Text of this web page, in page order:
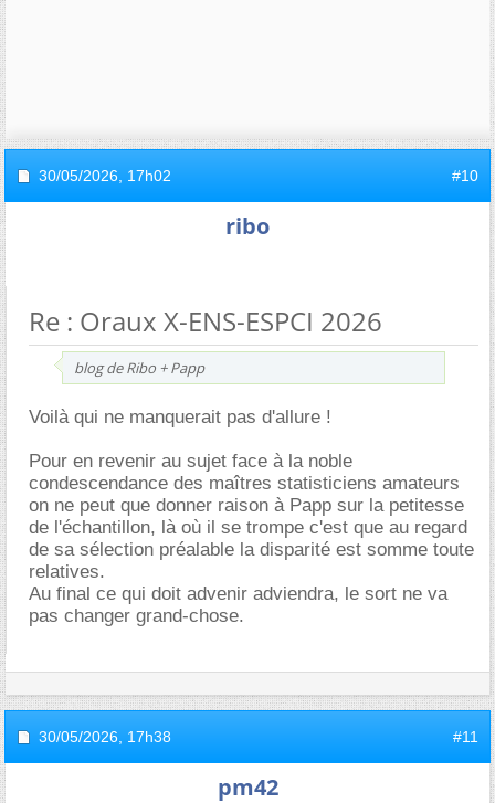
30/05/2026, 17h02 #10
ribo
Re : Oraux X-ENS-ESPCI 2026
blog de Ribo + Papp
Voilà qui ne manquerait pas d'allure !
Pour en revenir au sujet face à la noble
condescendance des maîtres statisticiens amateurs
on ne peut que donner raison à Papp sur la petitesse
de l'échantillon, là où il se trompe c'est que au regard
de sa sélection préalable la disparité est somme toute
relatives.
Au final ce qui doit advenir adviendra, le sort ne va
pas changer grand-chose.
30/05/2026, 17h38 #11
pm42